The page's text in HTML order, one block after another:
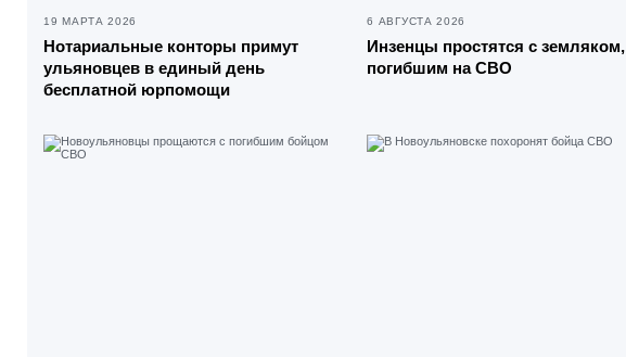
19 МАРТА 2026
Нотариальные конторы примут
ульяновцев в единый день
бесплатной юрпомощи
6 АВГУСТА 2026
Инзенцы простятся с земляком,
погибшим на СВО